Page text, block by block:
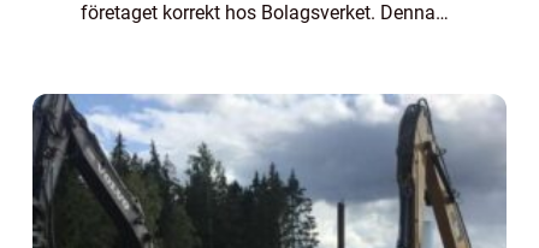
företaget korrekt hos Bolagsverket. Denna